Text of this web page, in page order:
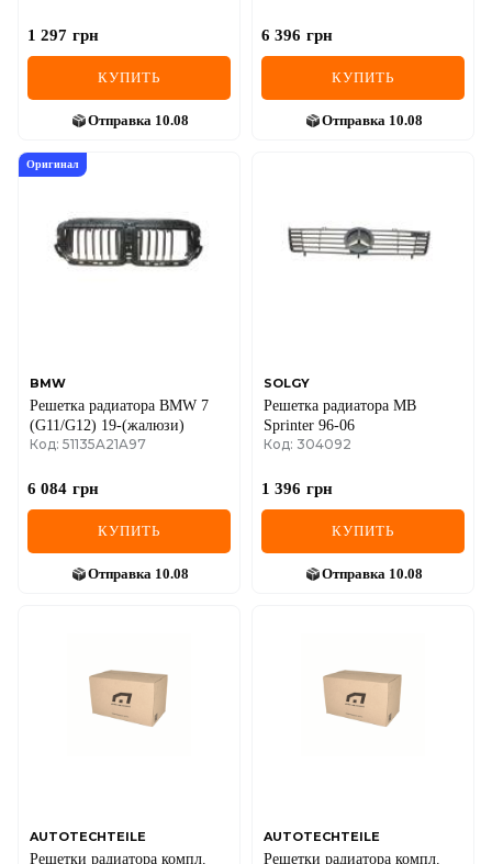
1 297 грн
КУПИТЬ
Отправка 10.08
6 396 грн
КУПИТЬ
Отправка 10.08
Оригинал
BMW
Решетка радиатора BMW 7
(G11/G12) 19-(жалюзи)
Код: 51135A21A97
6 084 грн
КУПИТЬ
Отправка 10.08
SOLGY
Решетка радиатора MB
Sprinter 96-06
Код: 304092
1 396 грн
КУПИТЬ
Отправка 10.08
AUTOTECHTEILE
Решетки радиатора компл.
AUTOTECHTEILE
Решетки радиатора компл.